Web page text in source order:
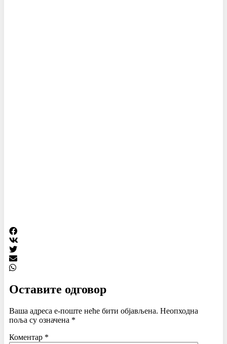
Оставите одговор
Ваша адреса е-поште неће бити објављена. Неопходна
поља су означена *
Коментар *